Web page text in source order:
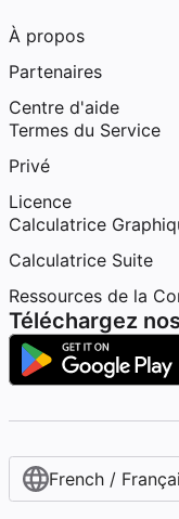
À propos
Partenaires
Centre d'aide
Termes du Service
Privé
Licence
Calculatrice
Calculatrice Suite
Ressources de la
Téléchargez
French /